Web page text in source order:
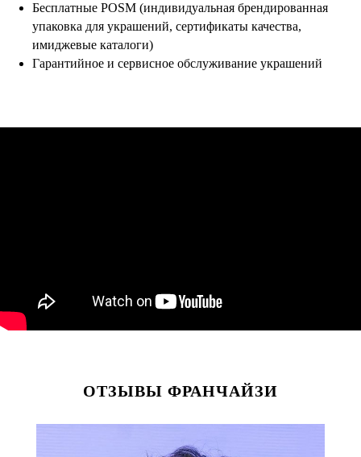
Бесплатные POSM (индивидуальная брендированная
упаковка для украшений, сертификаты качества,
имиджевые каталоги)
Гарантийное и сервисное обслуживание украшений
ОТЗЫВЫ ФРАНЧАЙЗИ